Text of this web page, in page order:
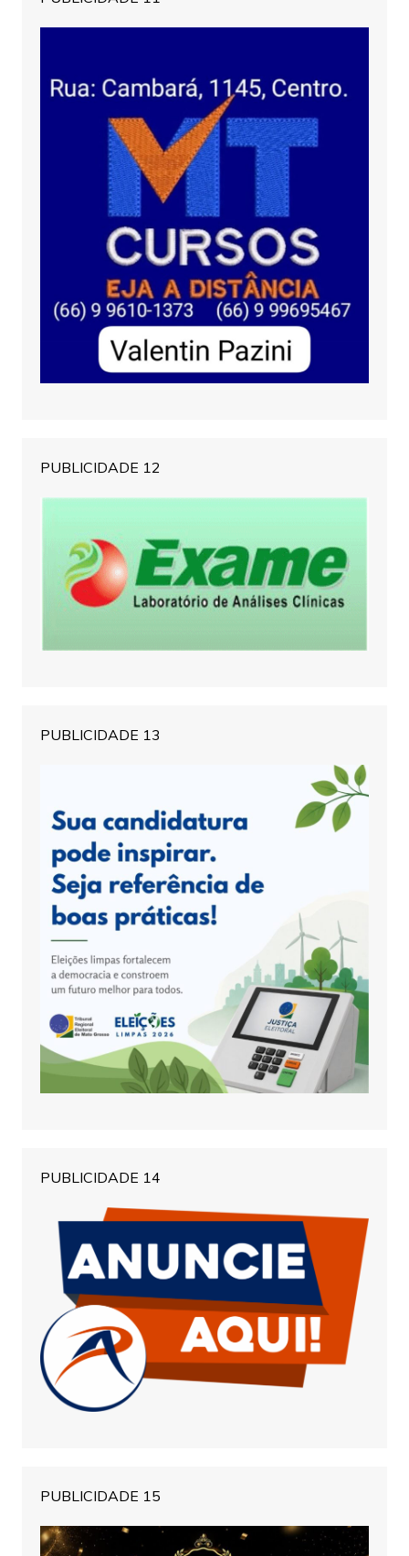
PUBLICIDADE 12
PUBLICIDADE 13
PUBLICIDADE 14
PUBLICIDADE 15